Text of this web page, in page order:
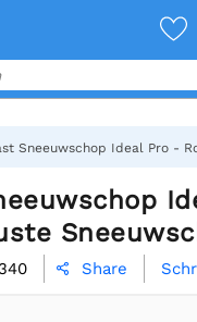
Sneeuwschop Ideal Pro -
 Share